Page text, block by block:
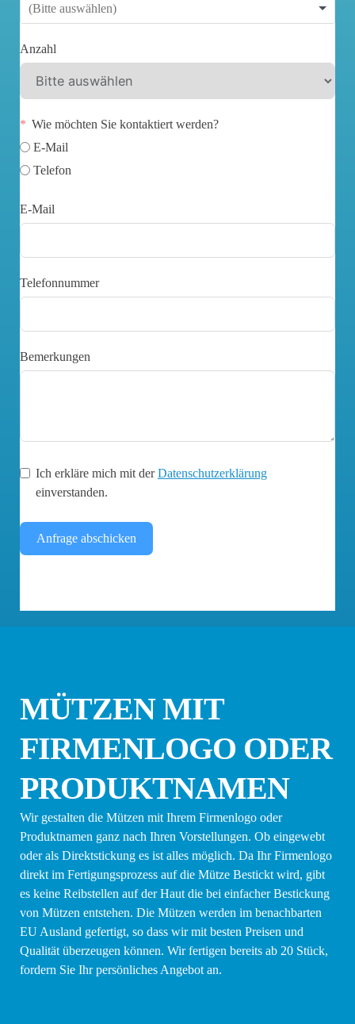
Anzahl
Wie möchten Sie kontaktiert werden?
E-Mail
Telefon
E-Mail
Telefonnummer
Bemerkungen
Ich erkläre mich mit derDatenschutzerklärung
einverstanden.
Anfrage abschicken
MÜTZEN MIT
FIRMENLOGO ODER
PRODUKTNAMEN
Wir gestalten die Mützen mit Ihrem Firmenlogo oder
Produktnamen ganz nach Ihren Vorstellungen. Ob eingewebt
oder als Direktstickung es ist alles möglich. Da Ihr Firmenlogo
direkt im Fertigungsprozess auf die Mütze Bestickt wird, gibt
es keine Reibstellen auf der Haut die bei einfacher Bestickung
von Mützen entstehen. Die Mützen werden im benachbarten
EU Ausland gefertigt, so dass wir mit besten Preisen und
Qualität überzeugen können. Wir fertigen bereits ab 20 Stück,
fordern Sie Ihr persönliches Angebot an.